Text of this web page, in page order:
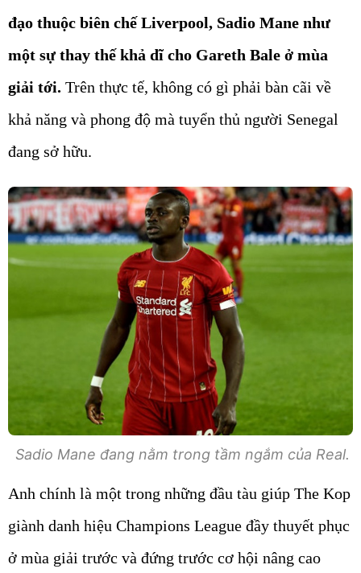
đạo thuộc biên chế Liverpool, Sadio Mane như
một sự thay thế khả dĩ cho Gareth Bale ở mùa
giải tới. Trên thực tế, không có gì phải bàn cãi về
khả năng và phong độ mà tuyển thủ người Senegal
đang sở hữu.
Sadio Mane đang nằm trong tầm ngắm của Real.
Anh chính là một trong những đầu tàu giúp The Kop
giành danh hiệu Champions League đầy thuyết phục
ở mùa giải trước và đứng trước cơ hội nâng cao